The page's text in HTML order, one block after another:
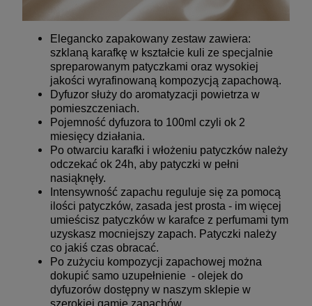
Elegancko zapakowany zestaw zawiera:
szklaną karafkę w kształcie kuli ze specjalnie
spreparowanym patyczkami oraz wysokiej
jakości wyrafinowaną kompozycją zapachową.
Dyfuzor służy do aromatyzacji powietrza w
pomieszczeniach.
Pojemność dyfuzora to 100ml czyli ok 2
miesięcy działania.
Po otwarciu karafki i włożeniu patyczków należy
odczekać ok 24h, aby patyczki w pełni
nasiąknęły.
Intensywność zapachu reguluje się za pomocą
ilości patyczków, zasada jest prosta - im więcej
umieścisz patyczków w karafce z perfumami tym
uzyskasz mocniejszy zapach. Patyczki należy
co jakiś czas obracać.
Po zużyciu kompozycji zapachowej można
dokupić samo uzupełnienie - olejek do
dyfuzorów dostępny w naszym sklepie w
szerokiej gamie zapachów.